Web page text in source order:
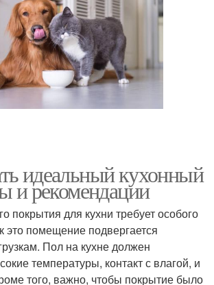
идеальный кухонный
и рекомендации
покрытия для кухни требует особого
это помещение подвергается
Пол на кухне должен
температуры, контакт с влагой, и
того, важно, чтобы покрытие было